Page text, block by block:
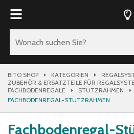
BITO SHOP KATEGORIEN
ZUBEHÖR & ERSATZTEILE FÜR
FACHBODENREGALE
STÜTZRAHMEN
FACHBODENREGAL-STÜTZRAHMEN
Fachbodenregal-